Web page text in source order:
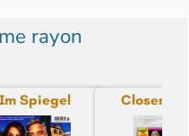
rayon
Spiegel Closer +